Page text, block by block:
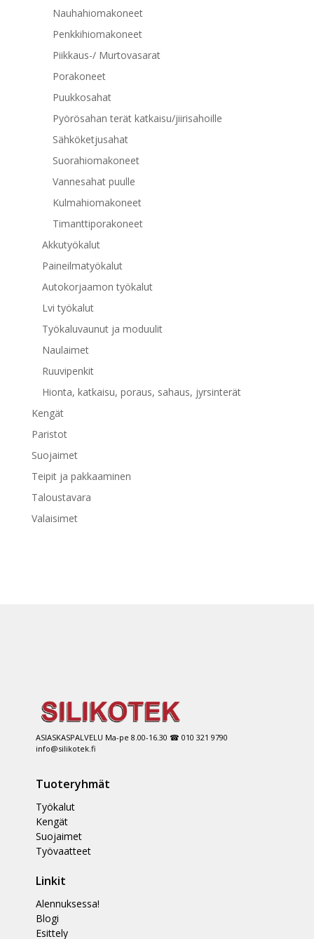
Nauhahiomakoneet
Penkkihiomakoneet
Piikkaus-/ Murtovasarat
Porakoneet
Puukkosahat
Pyörösahan terät katkaisu/jiirisahoille
Sähköketjusahat
Suorahiomakoneet
Vannesahat puulle
Kulmahiomakoneet
Timanttiporakoneet
Akkutyökalut
Paineilmatyökalut
Autokorjaamon työkalut
Lvi työkalut
Työkaluvaunut ja moduulit
Naulaimet
Ruuvipenkit
Hionta, katkaisu, poraus, sahaus, jyrsinterät
Kengät
Paristot
Suojaimet
Teipit ja pakkaaminen
Taloustavara
Valaisimet
ASIASKASPALVELU Ma-pe 8.00-16.30 ☎ 010 321 9790
info@silikotek.fi
Tuoteryhmät
Työkalut
Kengät
Suojaimet
Työvaatteet
Linkit
Alennuksessa!
Blogi
Esittely